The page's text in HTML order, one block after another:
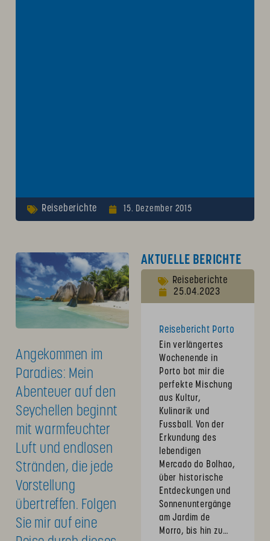
Reiseberichte 15. Dezember 2015
Angekommen im
Paradies: Mein
Abenteuer auf den
Seychellen beginnt
mit warmfeuchter
Luft und endlosen
Stränden, die jede
Vorstellung
übertreffen. Folgen
Sie mir auf eine
AKTUELLE BERICHTE
Reiseberichte
25.04.2023
Reisebericht Porto
Ein verlängertes
Wochenende in
Porto bot mir die
perfekte Mischung
aus Kultur,
Kulinarik und
Fussball. Von der
Erkundung des
lebendigen
Mercado do Bolhao,
über historische
Entdeckungen und
Sonnenuntergänge
am Jardim de
Morro, bis hin zu…